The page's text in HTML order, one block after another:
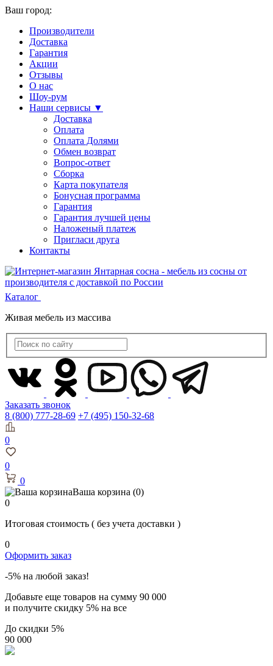
Ваш город:
Производители
Доставка
Гарантия
Акции
Отзывы
О нас
Шоу-рум
Наши сервисы ▼
Доставка
Оплата
Оплата Долями
Обмен возврат
Вопрос-ответ
Сборка
Карта покупателя
Бонусная программа
Гарантия
Гарантия лучшей цены
Наложеный платеж
Пригласи друга
Контакты
Каталог
Живая мебель из массива
Заказать звонок
8 (800) 777-28-69 +7 (495) 150-32-68
0
0
0
Ваша корзина (0)
0
Итоговая стоимость ( без учета доставки )
0
Оформить заказ
-5% на любой заказ!
Добавьте еще товаров на сумму 90 000
и получите скидку 5% на все
До скидки 5%
90 000